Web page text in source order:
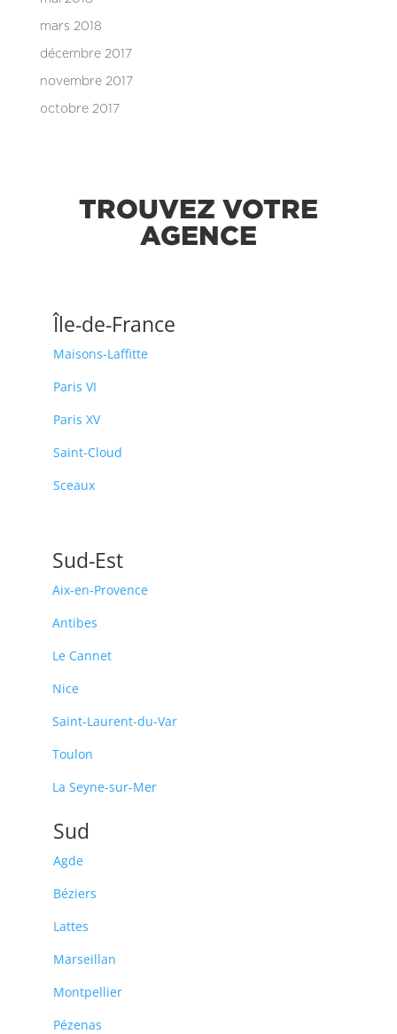
mars 2018
décembre 2017
novembre 2017
octobre 2017
TROUVEZ VOTRE
AGENCE
Île-de-France
Maisons-Laffitte
Paris VI
Paris XV
Saint-Cloud
Sceaux
Sud-Est
Aix-en-Provence
Antibes
Le Cannet
Nice
Saint-Laurent-du-Var
Toulon
La Seyne-sur-Mer
Sud
Agde
Béziers
Lattes
Marseillan
Montpellier
Pézenas